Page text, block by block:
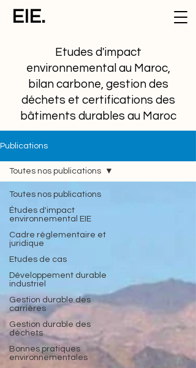
EIE.
Etudes d'impact
environnemental au Maroc,
bilan carbone, gestion des
déchets et certifications des
bâtiments durables au Maroc
Publications
Toutes nos publications
Études d'impact
environnemental EIE
Cadre réglementaire et
juridique
Etudes de cas
Développement durable
industriel
Gestion durable des
carrières
Gestion durable des
déchets
Bonnes pratiques
environnementales
Toutes nos publications